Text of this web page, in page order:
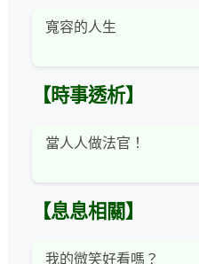
寬容的人生
【時事透析】
當人人做法官！
【息息相關】
我的微笑好看嗎？